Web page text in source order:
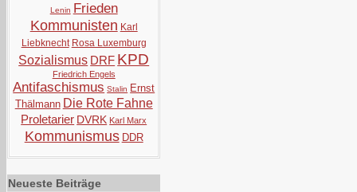
Lenin Frieden
Kommunisten Karl
Liebknecht Rosa Luxemburg
Sozialismus DRF KPD
Friedrich Engels
Antifaschismus Stalin Ernst
Thälmann Die Rote Fahne
Proletarier DVRK Karl Marx
Kommunismus DDR
Neueste Beiträge